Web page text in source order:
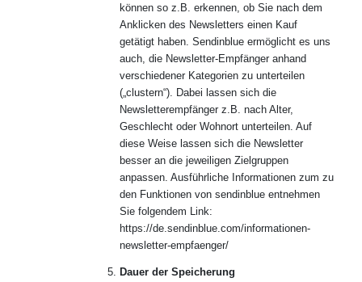
können so z.B. erkennen, ob Sie nach dem
Anklicken des Newsletters einen Kauf
getätigt haben. Sendinblue ermöglicht es uns
auch, die Newsletter-Empfänger anhand
verschiedener Kategorien zu unterteilen
(„clustern“). Dabei lassen sich die
Newsletterempfänger z.B. nach Alter,
Geschlecht oder Wohnort unterteilen. Auf
diese Weise lassen sich die Newsletter
besser an die jeweiligen Zielgruppen
anpassen. Ausführliche Informationen zum zu
den Funktionen von sendinblue entnehmen
Sie folgendem Link:
https://de.sendinblue.com/informationen-
newsletter-empfaenger/
Dauer der Speicherung